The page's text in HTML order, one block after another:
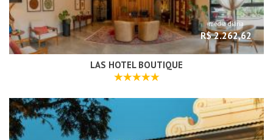
média diária
R$ 2.262,62
LAS HOTEL BOUTIQUE